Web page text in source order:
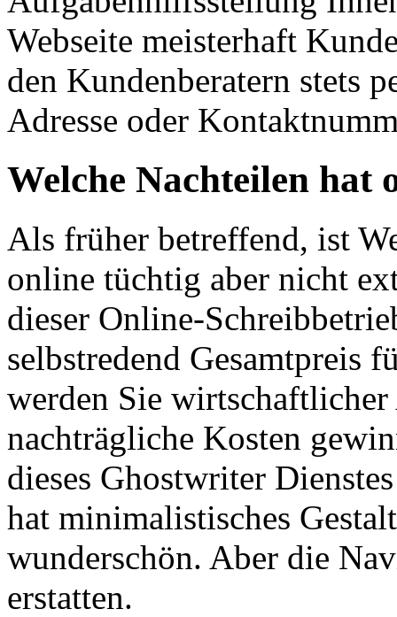
Webseite meisterhaft
den Kundenberatern stets
Adresse oder
Welche Nachteilen hat
Als früher betreffend, ist
online tüchtig aber nicht
dieser Online-
selbstredend Gesamtpreis
werden Sie
nachträgliche Kosten
dieses Ghostwriter
hat minimalistisches
wunderschön. Aber die
erstatten.